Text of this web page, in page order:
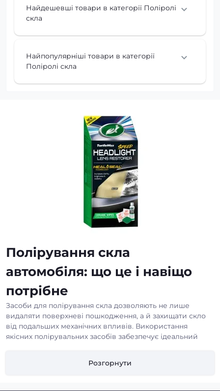
Найдешевші товари в категорії Поліролі
скла
Найпопулярніші товари в категорії
Поліролі скла
Полірування скла
автомобіля: що це і навіщо
потрібне
Засоби для полірування скла дозволяють не лише
видаляти поверхневі пошкодження, а й захищати скло
від подальших механічних впливів. Використання
якісних полірувальних засобів забезпечує ідеальний
бокових стекол, що постійно піддаються впливу
Розгорнути